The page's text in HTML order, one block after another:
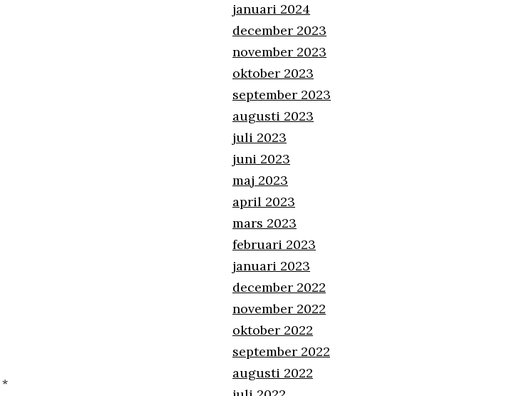
*
januari 2024
december 2023
november 2023
oktober 2023
september 2023
augusti 2023
juli 2023
juni 2023
maj 2023
april 2023
mars 2023
februari 2023
januari 2023
december 2022
november 2022
oktober 2022
september 2022
augusti 2022